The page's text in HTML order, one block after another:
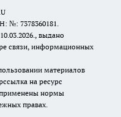
№: 7378360181.
выдано
связи, информационных
материалов
на ресурс
применены нормы
правах.